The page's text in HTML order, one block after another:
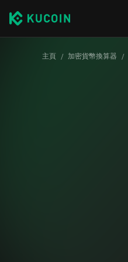
主頁 / 加密貨幣換算器 /